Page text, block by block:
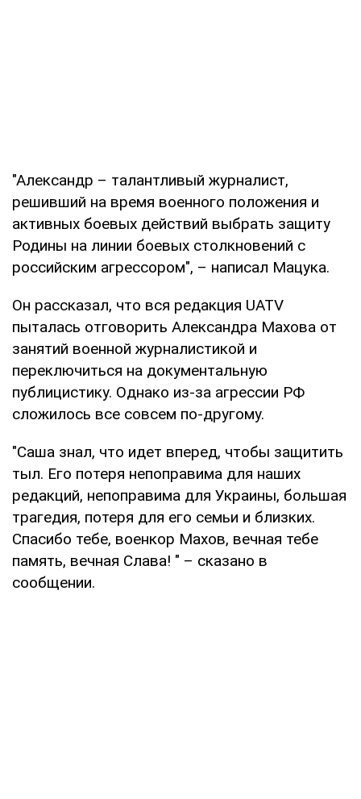
"Александр – талантливый журналист,
решивший на время военного положения и
активных боевых действий выбрать защиту
Родины на линии боевых столкновений с
российским агрессором", – написал Мацука.
Он рассказал, что вся редакция UATV
пыталась отговорить Александра Махова от
занятий военной журналистикой и
переключиться на документальную
публицистику. Однако из-за агрессии РФ
сложилось все совсем по-другому.
"Саша знал, что идет вперед, чтобы защитить
тыл. Его потеря непоправима для наших
редакций, непоправима для Украины, большая
трагедия, потеря для его семьи и близких.
Спасибо тебе, военкор Махов, вечная тебе
память, вечная Слава! " – сказано в
сообщении.